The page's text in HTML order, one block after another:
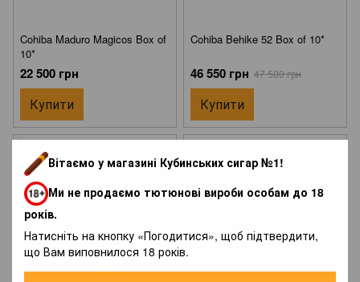
Вітаємо у магазині Кубинських сигар №1!
Ми не продаємо тютюнові вироби особам до 18
років.
Натисніть на кнопку «Погодитися», щоб підтвердити,
що Вам виповнилося 18 років.
Cohiba Maduro Magicos Box of
10*
22 500 грн
Купити
Cohiba Behike 52 Box of 10*
46 550 грн 47 500 грн
Купити
−5%